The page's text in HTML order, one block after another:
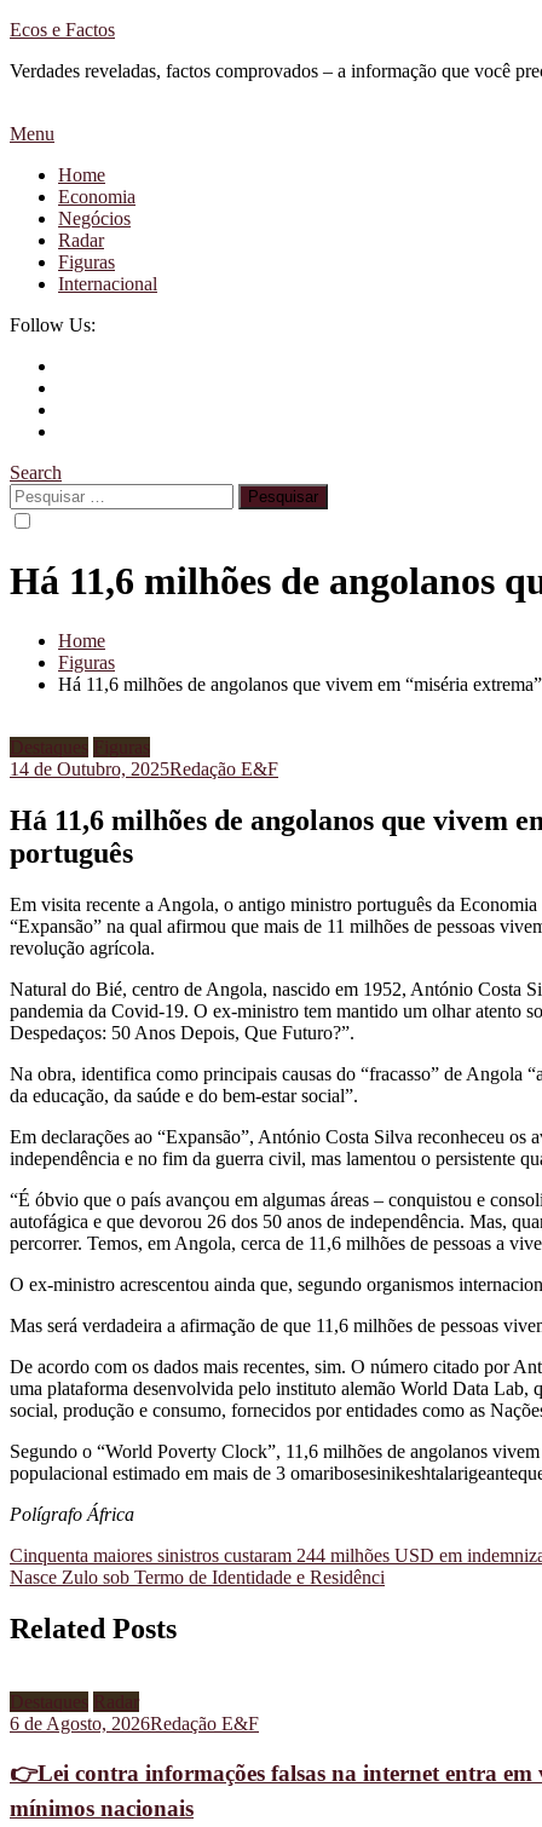
Skip
Content
Ecos e Factos
Verdades reveladas, factos comprovados – a informação que você
Menu
Home
Economia
Negócios
Radar
Figuras
Internacional
Follow Us:
Search
Pesquisar
por:
Há 11,6 milhões de angolanos
Home
Figuras
Há 11,6 milhões de angolanos que vivem em “miséria
Destaques Figuras
14 de Outubro, 2025Redação E&F
Há 11,6 milhões de angolanos que vivem
português
Em visita recente a Angola, o antigo ministro português da
“Expansão” na qual afirmou que mais de 11 milhões de pessoas
revolução agrícola.
Natural do Bié, centro de Angola, nascido em 1952, António Costa
pandemia da Covid-19. O ex-ministro tem mantido um olhar atento
Despedaços: 50 Anos Depois, Que Futuro?”.
Na obra, identifica como principais causas do “fracasso” de Angola
da educação, da saúde e do bem-estar social”.
Em declarações ao “Expansão”, António Costa Silva reconheceu os
independência e no fim da guerra civil, mas lamentou o persistente
“É óbvio que o país avançou em algumas áreas – conquistou e
autofágica e que devorou 26 dos 50 anos de independência. Mas,
percorrer. Temos, em Angola, cerca de 11,6 milhões de pessoas a
O ex-ministro acrescentou ainda que, segundo organismos
Mas será verdadeira a afirmação de que 11,6 milhões de pessoas
De acordo com os dados mais recentes, sim. O número citado por
uma plataforma desenvolvida pelo instituto alemão World Data Lab,
social, produção e consumo, fornecidos por entidades como as
Segundo o “World Poverty Clock”, 11,6 milhões de angolanos
populacional estimado em mais de 3
Polígrafo África
Navegação
de
artigos
Cinquenta maiores sinistros custaram 244 milhões USD em
Nasce Zulo sob Termo de Identidade e Residênci
Related Posts
Destaques Radar
6 de Agosto, 2026Redação E&F
👉Lei contra informações falsas na internet entra
mínimos nacionais